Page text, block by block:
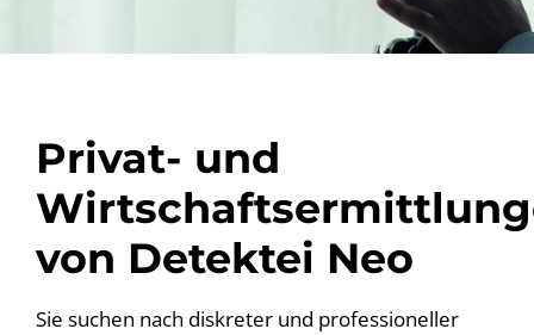
Privat- und
von Detektei Neo
Sie suchen nach diskreter und professioneller